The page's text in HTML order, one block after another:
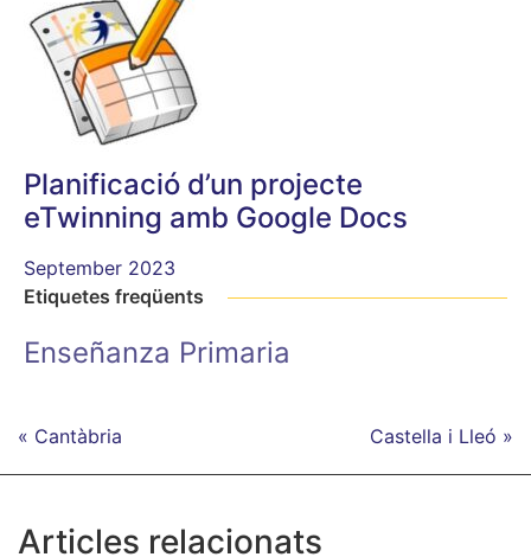
Planificació d’un projecte
eTwinning amb Google Docs
September 2023
Etiquetes freqüents
Enseñanza Primaria
« Cantàbria Castella i Lleó »
Articles relacionats